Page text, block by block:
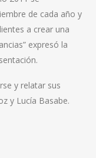
de cada año y
a crear una
expresó la
y relatar sus
y Lucía Basabe.